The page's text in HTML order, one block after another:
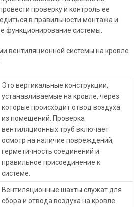
проверку и контроль ее
в правильности монтажа и
функционирование системы.
вентиляционной системы на кровле
Это вертикальные конструкции,
устанавливаемые на кровле, через
которые происходит отвод воздуха
из помещений. Проверка
вентиляционных труб включает
осмотр на наличие повреждений,
герметичность соединений и
правильное присоединение к
системе.
Вентиляционные шахты служат для
сбора и отвода воздуха на кровле.